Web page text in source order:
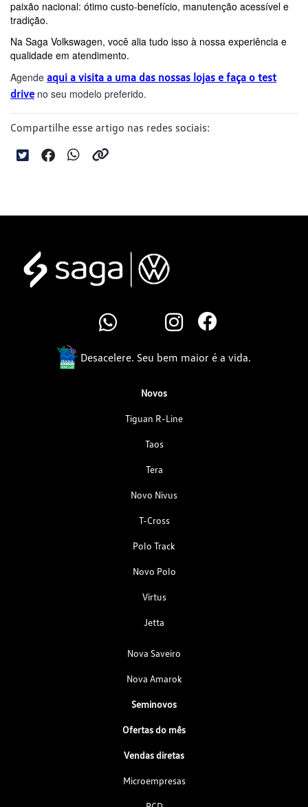
paixão nacional: ótimo custo-benefício, manutenção acessível e
tradição.
Na Saga Volkswagen, você alia tudo isso à nossa experiência e
qualidade em atendimento.
Agende aqui a visita a uma das nossas lojas e faça o test
drive no seu modelo preferido.
Compartilhe esse artigo nas redes sociais:
Desacelere. Seu bem maior é a vida.
Novos
Tiguan R-Line
Taos
Tera
Novo Nivus
T-Cross
Polo Track
Novo Polo
Virtus
Jetta
Nova Saveiro
Nova Amarok
Seminovos
Ofertas do mês
Vendas diretas
Microempresas